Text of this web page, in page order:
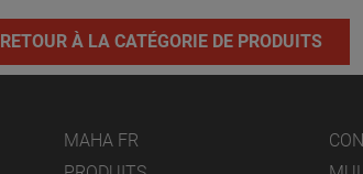
RETOUR À LA CATÉGORIE DE PRODUITS
MAHA FR